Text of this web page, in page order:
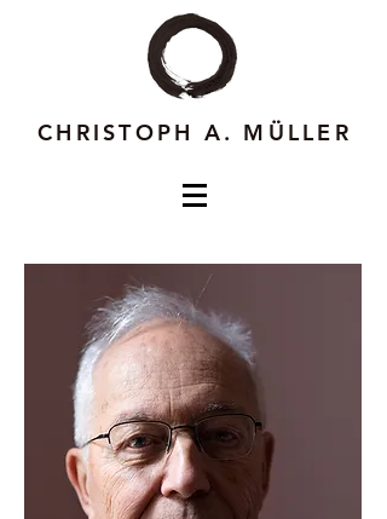
CHRISTOPH A. MÜLLER